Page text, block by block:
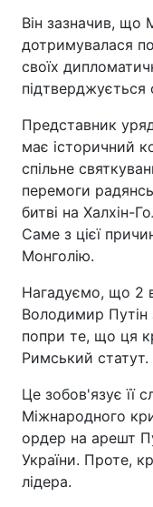
Він зазначив, що
дотримувалася
своїх
підтверджується
Представник
має історичний
спільне
перемоги
битві на Халхін-
Саме з цієї
Монголію.
Нагадуємо, що 2
Володимир Путін
попри те, що ця
Римський статут.
Це зобов'язує її
Міжнародного
ордер на арешт
України. Проте,
лідера.